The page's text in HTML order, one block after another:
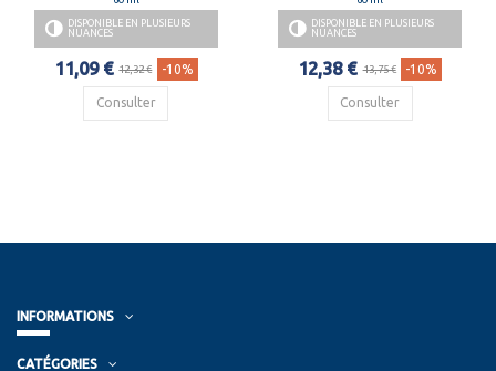
DISPONIBLE EN PLUSIEURS
NUANCES
11,09 € 12,32 € -10%
Consulter
DISPONIBLE EN PLUSIEURS
NUANCES
12,38 € 13,75 € -10%
Consulter
INFORMATIONS
CATÉGORIES